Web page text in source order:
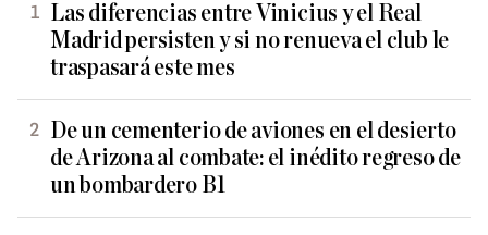
Las diferencias entre Vinicius y el Real
Madrid persisten y si no renueva el club le
traspasará este mes
De un cementerio de aviones en el desierto
de Arizona al combate: el inédito regreso de
un bombardero B1